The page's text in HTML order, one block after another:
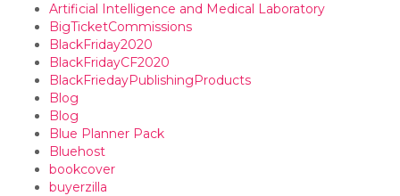
Artificial Intelligence and Medical Laboratory
BigTicketCommissions
BlackFriday2020
BlackFridayCF2020
BlackFriedayPublishingProducts
Blog
Blog
Blue Planner Pack
Bluehost
bookcover
buyerzilla